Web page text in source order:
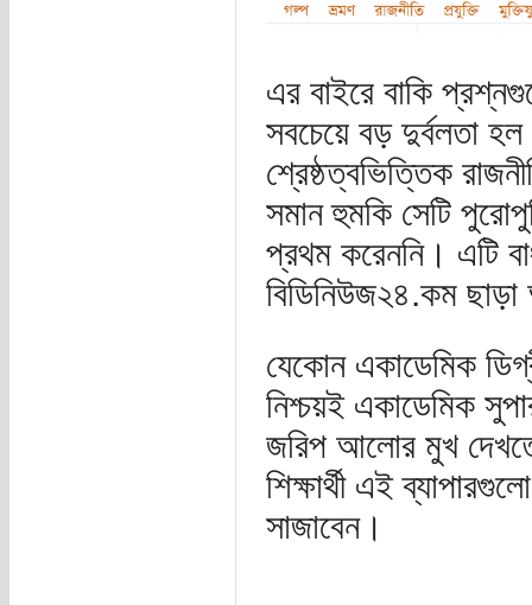
এর বাইরে বাকি
সবচেয়ে বড় দুর্বলতা হল
শ্রেষ্ঠত্বভিত্তিক
সমান হুমকি সেটি
প্রথম করেননি। এটি
বিডিনিউজ২৪.কম
যেকোন একাডেমিক
নিশ্চয়ই একাডেমিক
জরিপ আলোর মুখ
শিক্ষার্থী এই
সাজাবেন।